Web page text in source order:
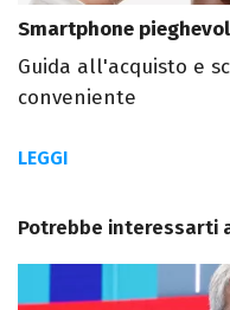
Smartphone
Guida all'acquisto e
conveniente
LEGGI
Potrebbe interessarti